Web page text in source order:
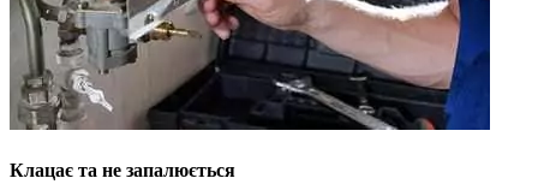
Клацає та не запалюється